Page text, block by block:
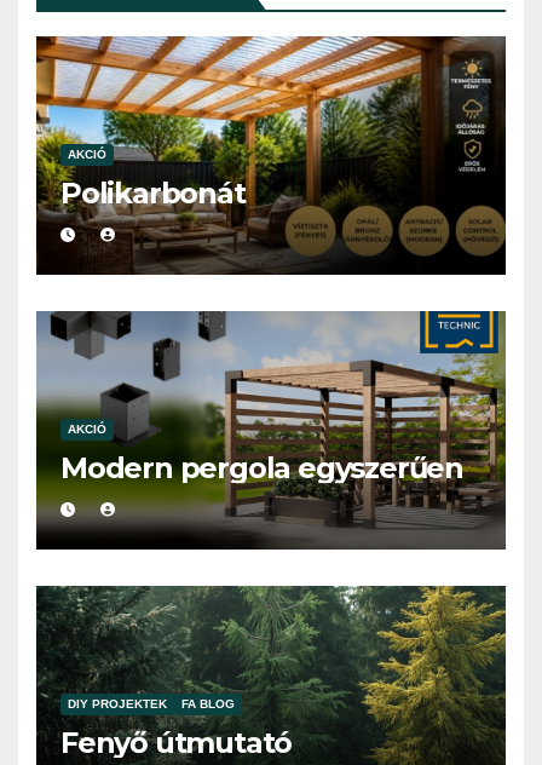
AKCIÓ
Polikarbonát
AKCIÓ
Modern pergola egyszerűen
DIY PROJEKTEK FA BLOG
Fenyő útmutató